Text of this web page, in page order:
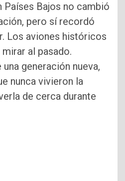
Países Bajos no cambió
pero sí recordó
Los aviones históricos
al pasado.
generación nueva,
nunca vivieron la
de cerca durante